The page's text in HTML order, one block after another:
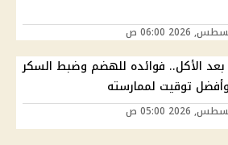
الأكل.. فوائده للهضم وضبط السكر
توقيت لممارسته